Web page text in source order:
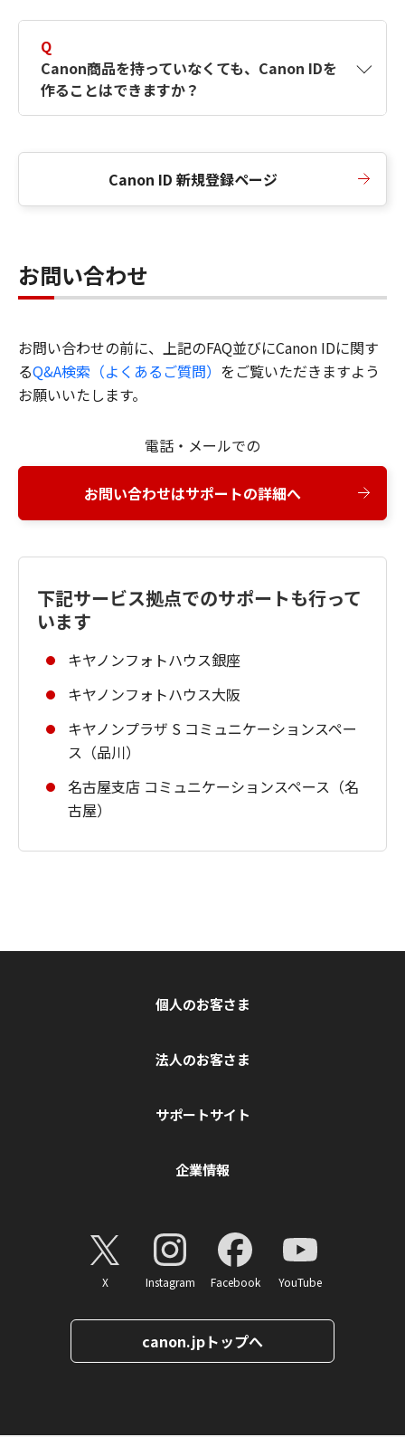
Q
Canon商品を持っていなくても、Canon IDを
作ることはできますか？
Canon ID 新規登録ページ
お問い合わせ
お問い合わせの前に、上記のFAQ並びにCanon IDに関す
るQ&A検索（よくあるご質問） をご覧いただきますよう
お願いいたします。
電話・メールでの
お問い合わせはサポートの詳細へ
下記サービス拠点でのサポートも行って
います
キヤノンフォトハウス銀座
キヤノンフォトハウス大阪
キヤノンプラザ S コミュニケーションスペー
ス（品川）
名古屋支店 コミュニケーションスペース（名
古屋）
個人のお客さま
法人のお客さま
サポートサイト
企業情報
X Instagram Facebook YouTube
canon.jpトップへ